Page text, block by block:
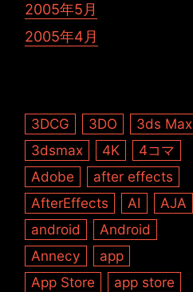
2005年5月
2005年4月
3DCG 3DO
3ds Max
3dsmax
4K
4コマ
Adobe
after effects
AfterEffects
AI
AJA
android
Android
Annecy
app
App Store
app store